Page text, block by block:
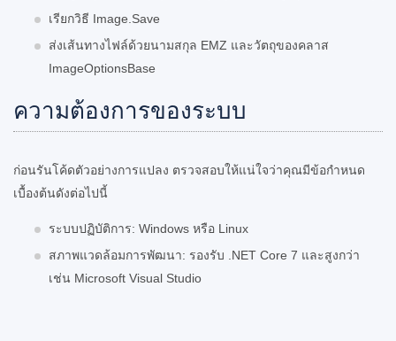
เรียกวิธี Image.Save
ส่งเส้นทางไฟล์ด้วยนามสกุล EMZ และวัตถุของคลาส
ImageOptionsBase
ความต้องการของระบบ
ก่อนรันโค้ดตัวอย่างการแปลง ตรวจสอบให้แน่ใจว่าคุณมีข้อกำหนด
เบื้องต้นดังต่อไปนี้
ระบบปฏิบัติการ: Windows หรือ Linux
สภาพแวดล้อมการพัฒนา: รองรับ .NET Core 7 และสูงกว่า
เช่น Microsoft Visual Studio